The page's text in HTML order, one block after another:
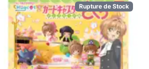
Rupture de Stock